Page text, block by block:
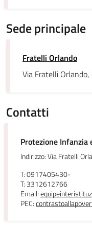
Sede principale
Fratelli Orlando
Via Fratelli
Contatti
Protezione Infanzia
Indirizzo: Via Fratelli
T: 0917405430-
T: 3312612766
Email:
PEC: